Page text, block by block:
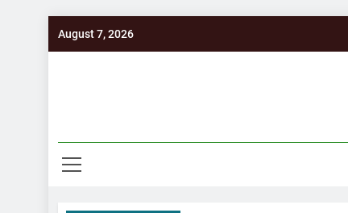
August 7, 2026